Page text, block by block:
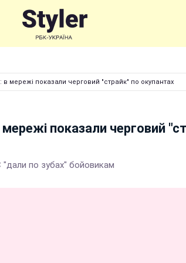
в мережі показали черговий "страйк" по окупантах
мережі показали черговий
по зубах" бойовикам